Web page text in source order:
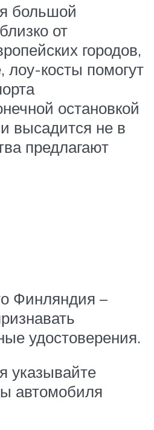
большой
от
городов,
косты помогут
остановкой
высадится не в
предлагают
Финляндия –
удостоверения.
указывайте
автомобиля